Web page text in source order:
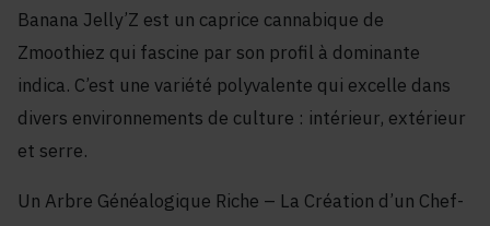
Banana Jelly’Z est un caprice cannabique de
Zmoothiez qui fascine par son profil à dominante
indica. C’est une variété polyvalente qui excelle dans
divers environnements de culture : intérieur, extérieur
et serre.
Un Arbre Généalogique Riche – La Création d’un Chef-